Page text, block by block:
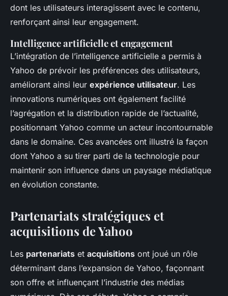
dont les utilisateurs interagissent avec le contenu,
renforçant ainsi leur engagement.
Intelligence artificielle et engagement
L’intégration de l’intelligence artificielle a permis à
Yahoo de prévoir les préférences des utilisateurs,
améliorant ainsi leur expérience utilisateur. Les
innovations numériques ont également facilité
l’agrégation et la distribution rapide de l’actualité,
positionnant Yahoo comme un acteur incontournable
dans le domaine. Ces avancées ont illustré la façon
dont Yahoo a su tirer parti de la technologie pour
maintenir son influence dans un paysage médiatique
en évolution constante.
Partenariats stratégiques et
acquisitions de Yahoo
Les partenariats et acquisitions ont joué un rôle
déterminant dans l’expansion de Yahoo, façonnant
son offre et influençant l’industrie des médias